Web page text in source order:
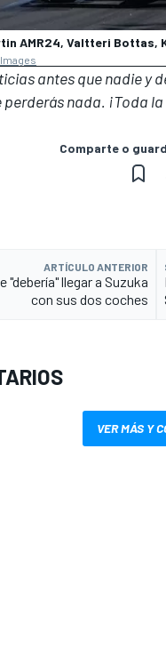
AMR24, Valtteri Bottas,
antes que nadie y
perderás nada. ¡Toda
Comparte o
ARTÍCULO ANTERIOR
"debería" llegar a Suzuka
con sus dos coches
VER MÁS Y